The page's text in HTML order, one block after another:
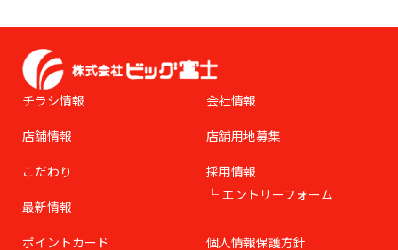
チラシ情報
会社情報
店舗情報
店舗用地募集
こだわり
採用情報
エントリーフォーム
最新情報
ポイントカード
個人情報保護方針